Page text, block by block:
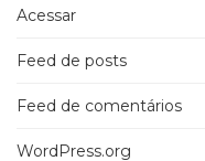
Acessar
Feed de posts
Feed de comentários
WordPress.org